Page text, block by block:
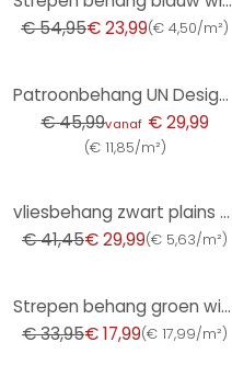
€ 54,95€ 23,99(€ 4,50/m²)
Patroonbehang UN Designs - Fleur de Paris
€ 45,99vanaf € 29,99
(€ 11,85/m²)
vliesbehang zwart plains voor woonkamer slaapkamer behang marburg
€ 41,45€ 29,99(€ 5,63/m²)
Strepen behang groen wit - vliesbehang A.S. Création
€ 33,95€ 17,99(€ 17,99/m²)